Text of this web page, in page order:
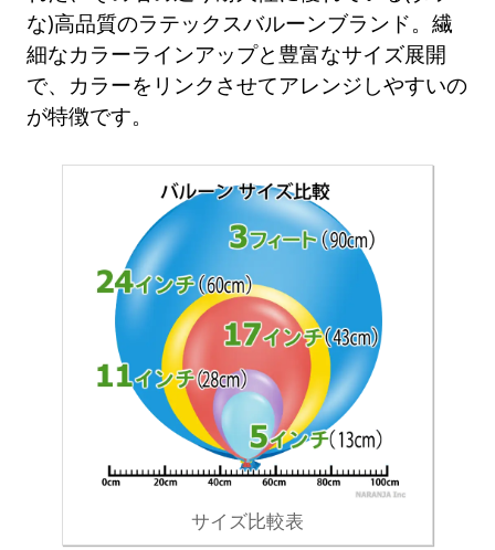
な)高品質のラテックスバルーンブランド。繊
細なカラーラインアップと豊富なサイズ展開
で、カラーをリンクさせてアレンジしやすいの
が特徴です。
サイズ比較表